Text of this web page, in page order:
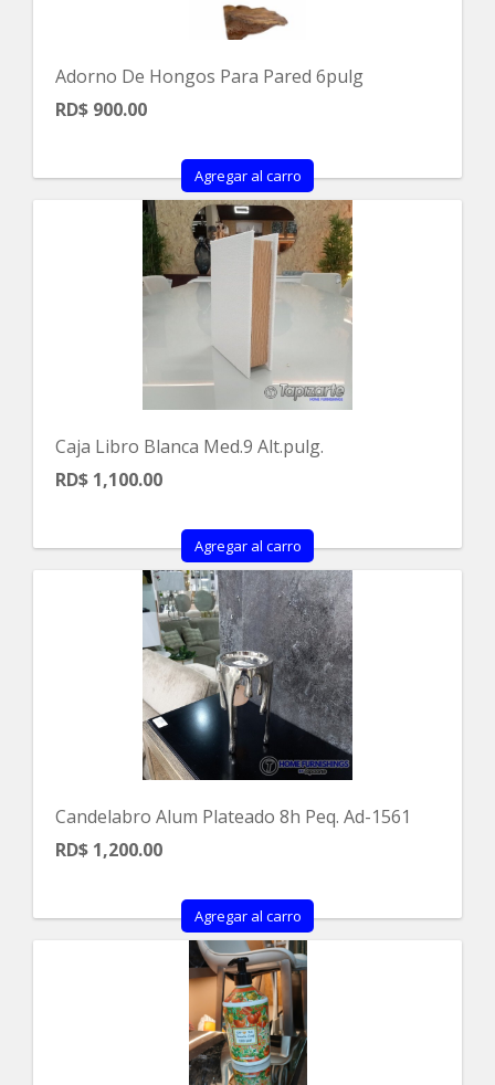
Adorno De Hongos Para Pared 6pulg
RD$ 900.00
Agregar al carro
Caja Libro Blanca Med.9 Alt.pulg.
RD$ 1,100.00
Agregar al carro
Candelabro Alum Plateado 8h Peq. Ad-1561
RD$ 1,200.00
Agregar al carro